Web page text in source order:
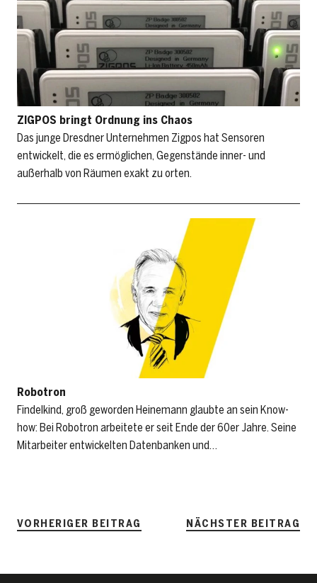
ZIGPOS bringt Ordnung ins Chaos
Das junge Dresdner Unternehmen Zigpos hat Sensoren
entwickelt, die es ermöglichen, Gegenstände inner- und
außerhalb von Räumen exakt zu orten.
Robotron
Findelkind, groß geworden Heinemann glaubte an sein Know-
how: Bei Robotron arbeitete er seit Ende der 60er Jahre. Seine
Mitarbeiter entwickelten Datenbanken und…
VORHERIGER BEITRAG NÄCHSTER BEITRAG